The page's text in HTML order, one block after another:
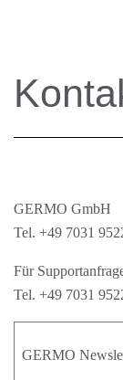
GERMO GmbH
Tel. +49 7031
Für
Tel. +49 7031
GERMO